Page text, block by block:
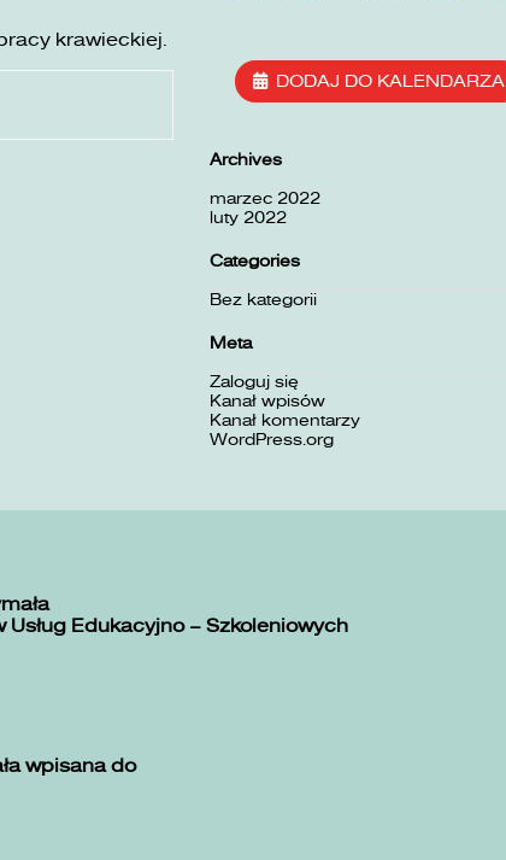
krawieckiej.
DODAJ DO KALENDARZA
Archives
marzec 2022
luty 2022
Categories
Bez kategorii
Meta
Zaloguj się
Kanał wpisów
Kanał komentarzy
WordPress.org
Edukacyjno – Szkoleniowych
wpisana do